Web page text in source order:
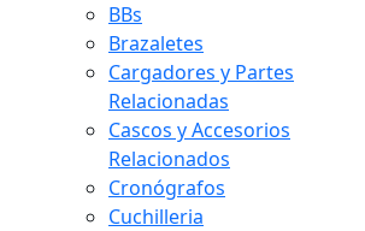
BBs
Brazaletes
Cargadores y Partes
Relacionadas
Cascos y Accesorios
Relacionados
Cronógrafos
Cuchilleria